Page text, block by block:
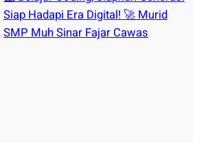
Siap Hadapi Era Digital! 🚀 Murid
SMP Muh Sinar Fajar Cawas